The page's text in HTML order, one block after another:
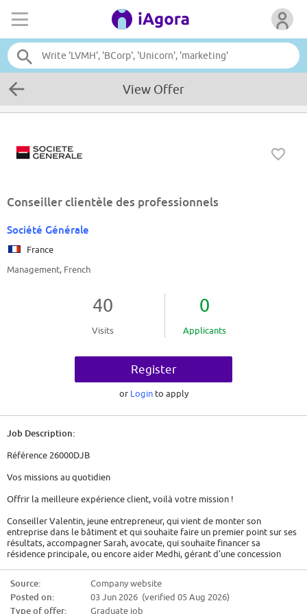
View Offer
Conseiller clientèle des professionnels
Société Générale
France
Management, French
40
Visits
0
Applicants
Register
or Login to apply
Job Description:
Référence 26000DJB
Vos missions au quotidien
Offrir la meilleure expérience client, voilà votre mission !
Conseiller Valentin, jeune entrepreneur, qui vient de monter son
entreprise dans le bâtiment et qui souhaite faire un premier point sur ses
résultats, accompagner Sarah, avocate, qui souhaite financer sa
résidence principale, ou encore aider Medhi, gérant d'une concession
clients dans le développement de leurs entreprises.
Vous intégrez une équipe accueillante, solidaire et votre manager vous
Source:
Company website
Posted on:
03 Jun 2026 (verified 05 Aug 2026)
Type of offer:
Graduate job